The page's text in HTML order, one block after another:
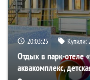
20:03:24 Купили:
Отдых в парк-отеле
аквакомплекс,